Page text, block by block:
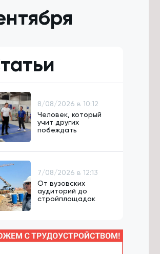
8/08/2026 в 10:12
Человек, который
учит других
побеждать
7/08/2026 в 12:13
От вузовских
аудиторий до
стройплощадок